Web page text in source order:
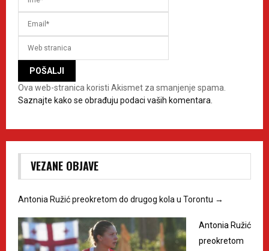
Ova web-stranica koristi Akismet za smanjenje spama.
Saznajte kako se obrađuju podaci vaših komentara.
VEZANE OBJAVE
Antonia Ružić preokretom do drugog kola u Torontu →
Antonia Ružić
preokretom